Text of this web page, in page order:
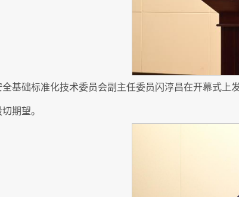
基础标准化技术委员会副主任委员闪淳昌在开幕式
期望。